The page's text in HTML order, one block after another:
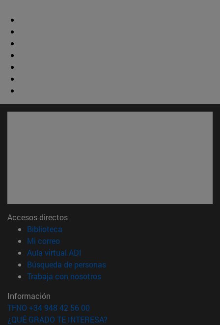
Accesos directos
Biblioteca
Mi correo(abre en nueva ventana)
Aula virtual ADI
Búsqueda de personas(abre en nueva ventana)
Trabaja con nosotros(abre en nueva ventana)
Información
TFNO +34 948 42 56 00
¿QUÉ GRADO TE INTERESA?